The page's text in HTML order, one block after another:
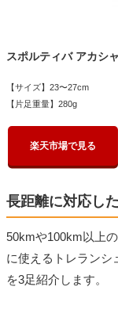
スポルティバ アカシ
【サイズ】23〜27cm
【片足重量】280g
楽天市場で見る
長距離に対応し
50kmや100km以上
に使えるトレランシ
を3足紹介します。